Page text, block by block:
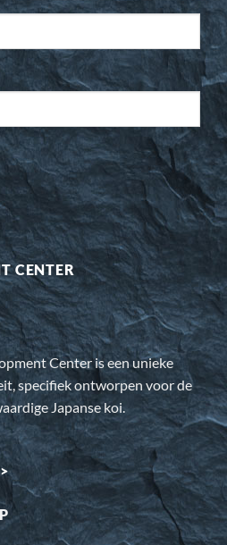
CENTER
Center is een unieke
specifiek ontworpen voor de
Japanse koi.